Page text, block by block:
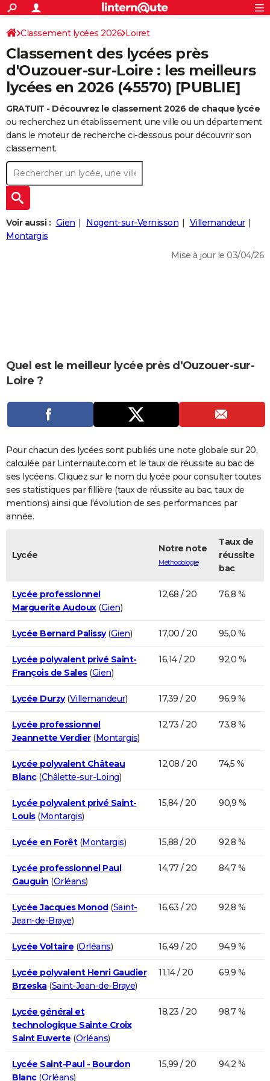
ACTUALITÉS
Politique
Société
Faits Divers
Education
Monde
Villes
+
SPORT
Coupe du monde 2026
Football
Tennis
Cyclisme
Rugby
Forum
CULTURE
Programme TV
TNT
Streaming
Cinéma
Sorties cinéma
Musique
+FINANCE
Retraite
Impôts
Epargne
Immobilier
Risques naturels par ville
Banque
Assurance
Crédit
AUTO
Essais
Réserver un essai
Citadines
Berlines
SUV
Forum auto
+
HIGH-TECH
BRICOLAGE
Forum
Aménagement intérieur
Extérieur
Cuisine
Salle de bains
Jardinage
Rangement
+WEEK-END
Guides de France
Escapades
Patrimoine
Expositions
Musées
Week-end nature
+
LIFESTYLE
Art de vivre
Bien-être
Loisirs
Mode
Modes de vie
+SANTE
Carte de Noël
Carte Bonne année
Carte Saint-Valentin
Carte Pâques
Carte d'anniversaire
DICTIONNAIRE
Dictionnaire
Biographies
Citations
Expressions
Proverbes
PROGRAMME TV
S'inscrire
Se connecter
Lycées
Collèges
Primaires
Universités
Entreprises
Service militaire
Avis de recherche
AVIS DE DÉCÈS
FORUM
Bricolage
Lifestyle
Culture
Sport
Auto
Television
Voyage
Cinema
S'inscrire
Connexion
Classement lycées 2026 Loiret
Classement des lycées près
d'Ouzouer-sur-Loire : les meilleurs
lycées en 2026 (45570) [PUBLIE]
GRATUIT - Découvrez le classement 2026 de chaque lycée
ou recherchez un établissement, une ville ou un département
dans le moteur de recherche ci-dessous pour découvrir son
classement.
Voir aussi : Gien Nogent-sur-Vernisson
Villemandeur
Montargis
Mise à jour le 03/04/26
Quel est le meilleur lycée près d'Ouzouer-sur-
Loire ?
Pour chacun des lycées sont publiés une note globale sur 20,
calculée par Linternaute.com et le taux de réussite au bac de
ses lycéens. Cliquez sur le nom du lycée pour consulter toutes
ses statistiques par fillière (taux de réussite au bac, taux de
mentions) ainsi que l'évolution de ses performances par
année.
Lycée
Notre note
Méthodologie
Taux de
réussite
bac
Lycée professionnel
Marguerite Audoux(Gien)
12,68 / 20 76,8 %
Lycée Bernard Palissy(Gien) 17,00 / 20 95,0 %
Lycée polyvalent privé Saint-
François de Sales(Gien)
16,14 / 20 92,0 %
Lycée Durzy(Villemandeur) 17,39 / 20 96,9 %
Lycée professionnel
Jeannette Verdier(Montargis)
12,73 / 20 73,8 %
Lycée polyvalent Château
Blanc(Châlette-sur-Loing)
12,08 / 20 74,5 %
Lycée polyvalent privé Saint-
Louis(Montargis)
15,84 / 20 90,9 %
Lycée en Forêt(Montargis) 15,88 / 20 92,8 %
Lycée professionnel Paul
Gauguin (Orléans)
14,77 / 20 84,7 %
Lycée Jacques Monod(Saint-
Jean-de-Braye)
16,63 / 20 92,8 %
Lycée Voltaire (Orléans) 16,49 / 20 94,9 %
Lycée polyvalent Henri Gaudier
Brzeska(Saint-Jean-de-Braye)
11,14 / 20 69,9 %
Lycée général et
technologique Sainte Croix
Saint Euverte (Orléans)
18,23 / 20 98,7 %
Lycée Saint-Paul - Bourdon
Blanc(Orléans)
15,99 / 20 94,2 %